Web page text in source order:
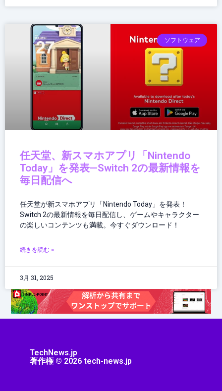
ソフトウェア
任天堂、新スマホアプリ「Nintendo
Today」を発表—Switch 2の最新情報を
毎日配信へ
任天堂が新スマホアプリ「Nintendo Today」を発表！
Switch 2の最新情報を毎日配信し、ゲームやキャラクター
の楽しいコンテンツも満載。今すぐダウンロード！
続きを読む »
3月 31, 2025
TechNews.jp
著作権 © 2026 tech-news.jp